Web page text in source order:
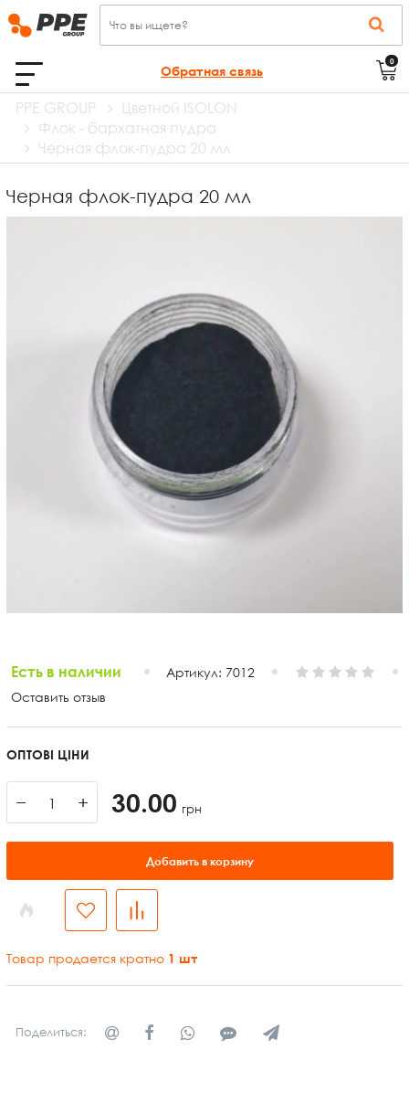
Обратная связь
0
PPE GROUP
Цветной ISOLON
Флок - бархатная пудра
Черная флок-пудра 20 мл
Черная флок-пудра 20 мл
Есть в наличии Артикул: 7012
Оставить отзыв
ОПТОВІ ЦІНИ
− + 30.00 грн
Добавить в корзину
Товар продается кратно 1 шт
Поделиться: